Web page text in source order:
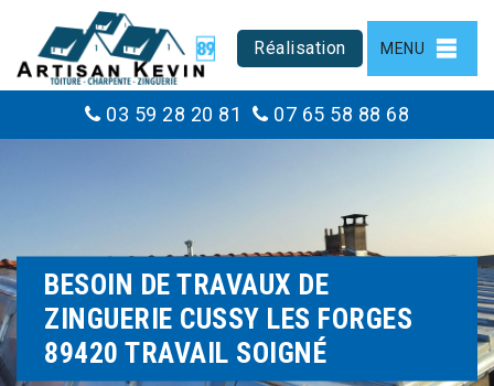
Réalisation MENU
03 59 28 20 81 07 65 58 88 68
BESOIN DE TRAVAUX DE
ZINGUERIE CUSSY LES FORGES
89420 TRAVAIL SOIGNÉ